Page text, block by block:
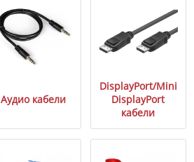
Аудио кабели
DisplayPort/Mini
DisplayPort
кабели